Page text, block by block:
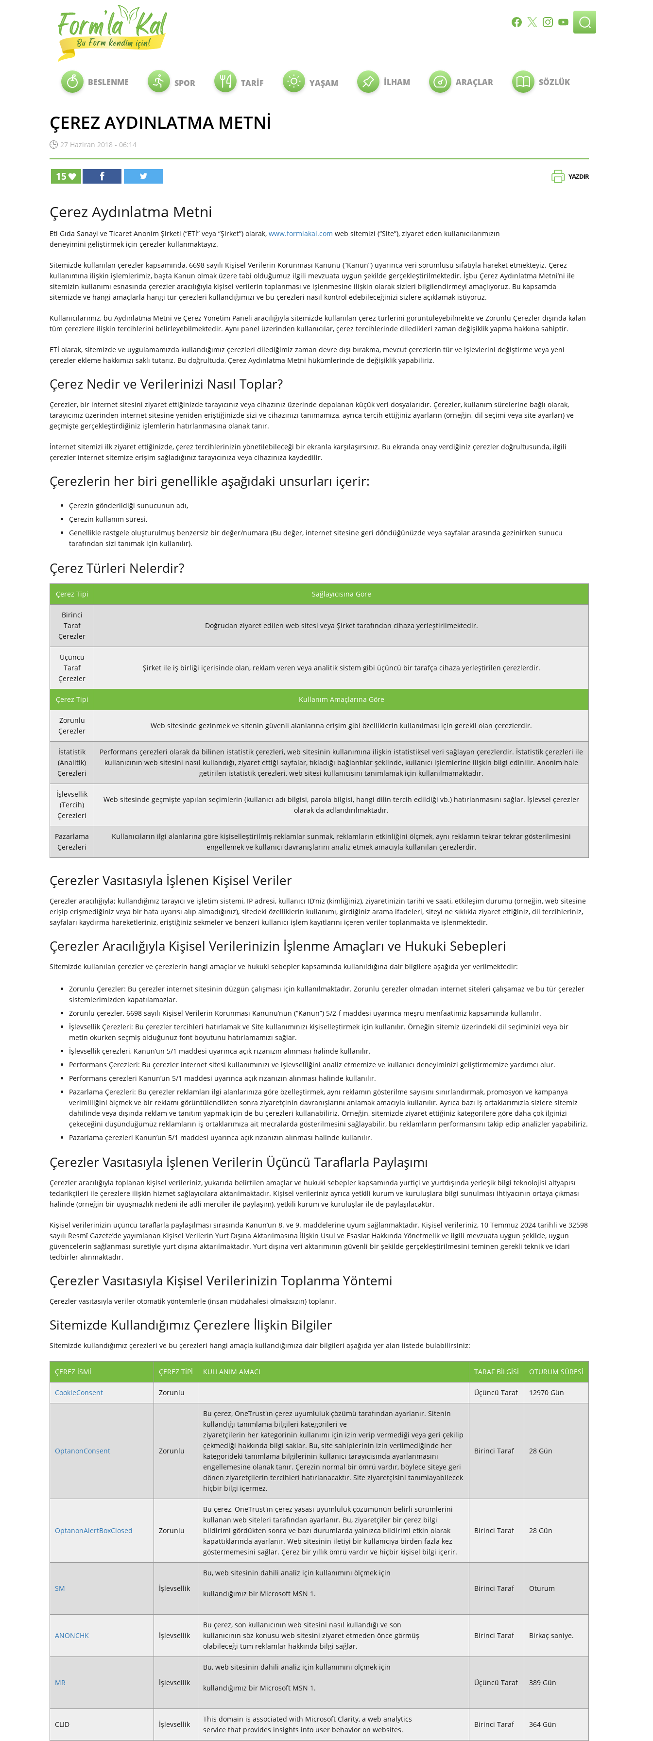
BESLENME SPOR TARİF YAŞAM İLHAM ARAÇLAR SÖZLÜK
ÇEREZ AYDINLATMA METNİ
27 Haziran 2018 - 06:14
15 YAZDIR
Çerez Aydınlatma Metni
Eti Gıda Sanayi ve Ticaret Anonim Şirketi (“ETİ” veya “Şirket”) olarak, www.formlakal.com web sitemizi (“Site”), ziyaret eden kullanıcılarımızın
deneyimini geliştirmek için çerezler kullanmaktayız.
Sitemizde kullanılan çerezler kapsamında, 6698 sayılı Kişisel Verilerin Korunması Kanunu (“Kanun”) uyarınca veri sorumlusu sıfatıyla hareket etmekteyiz. Çerez
kullanımına ilişkin işlemlerimiz, başta Kanun olmak üzere tabi olduğumuz ilgili mevzuata uygun şekilde gerçekleştirilmektedir. İşbu Çerez Aydınlatma Metni’ni ile
sitemizin kullanımı esnasında çerezler aracılığıyla kişisel verilerin toplanması ve işlenmesine ilişkin olarak sizleri bilgilendirmeyi amaçlıyoruz. Bu kapsamda
sitemizde ve hangi amaçlarla hangi tür çerezleri kullandığımızı ve bu çerezleri nasıl kontrol edebileceğinizi sizlere açıklamak istiyoruz.
Kullanıcılarımız, bu Aydınlatma Metni ve Çerez Yönetim Paneli aracılığıyla sitemizde kullanılan çerez türlerini görüntüleyebilmekte ve Zorunlu Çerezler dışında kalan
tüm çerezlere ilişkin tercihlerini belirleyebilmektedir. Aynı panel üzerinden kullanıcılar, çerez tercihlerinde diledikleri zaman değişiklik yapma hakkına sahiptir.
ETİ olarak, sitemizde ve uygulamamızda kullandığımız çerezleri dilediğimiz zaman devre dışı bırakma, mevcut çerezlerin tür ve işlevlerini değiştirme veya yeni
çerezler ekleme hakkımızı saklı tutarız. Bu doğrultuda, Çerez Aydınlatma Metni hükümlerinde de değişiklik yapabiliriz.
Çerez Nedir ve Verilerinizi Nasıl Toplar?
Çerezler, bir internet sitesini ziyaret ettiğinizde tarayıcınız veya cihazınız üzerinde depolanan küçük veri dosyalarıdır. Çerezler, kullanım sürelerine bağlı olarak,
tarayıcınız üzerinden internet sitesine yeniden eriştiğinizde sizi ve cihazınızı tanımamıza, ayrıca tercih ettiğiniz ayarların (örneğin, dil seçimi veya site ayarları) ve
geçmişte gerçekleştirdiğiniz işlemlerin hatırlanmasına olanak tanır.
İnternet sitemizi ilk ziyaret ettiğinizde, çerez tercihlerinizin yönetilebileceği bir ekranla karşılaşırsınız. Bu ekranda onay verdiğiniz çerezler doğrultusunda, ilgili
çerezler internet sitemize erişim sağladığınız tarayıcınıza veya cihazınıza kaydedilir.
Çerezlerin her biri genellikle aşağıdaki unsurları içerir:
Çerezin gönderildiği sunucunun adı,
Çerezin kullanım süresi,
Genellikle rastgele oluşturulmuş benzersiz bir değer/numara (Bu değer, internet sitesine geri döndüğünüzde veya sayfalar arasında gezinirken sunucu
tarafından sizi tanımak için kullanılır).
Çerez Türleri Nelerdir?
Çerez Tipi Sağlayıcısına Göre
Birinci
Taraf
Çerezler
Doğrudan ziyaret edilen web sitesi veya Şirket tarafından cihaza yerleştirilmektedir.
Üçüncü
Taraf
Çerezler
Şirket ile iş birliği içerisinde olan, reklam veren veya analitik sistem gibi üçüncü bir tarafça cihaza yerleştirilen çerezlerdir.
Çerez Tipi Kullanım Amaçlarına Göre
Zorunlu
Çerezler
Web sitesinde gezinmek ve sitenin güvenli alanlarına erişim gibi özelliklerin kullanılması için gerekli olan çerezlerdir.
İstatistik
(Analitik)
Çerezleri
Performans çerezleri olarak da bilinen istatistik çerezleri, web sitesinin kullanımına ilişkin istatistiksel veri sağlayan çerezlerdir. İstatistik çerezleri ile
kullanıcının web sitesini nasıl kullandığı, ziyaret ettiği sayfalar, tıkladığı bağlantılar şeklinde, kullanıcı işlemlerine ilişkin bilgi edinilir. Anonim hale
getirilen istatistik çerezleri, web sitesi kullanıcısını tanımlamak için kullanılmamaktadır.
İşlevsellik
(Tercih)
Çerezleri
Web sitesinde geçmişte yapılan seçimlerin (kullanıcı adı bilgisi, parola bilgisi, hangi dilin tercih edildiği vb.) hatırlanmasını sağlar. İşlevsel çerezler
olarak da adlandırılmaktadır.
Pazarlama
Çerezleri
Kullanıcıların ilgi alanlarına göre kişiselleştirilmiş reklamlar sunmak, reklamların etkinliğini ölçmek, aynı reklamın tekrar tekrar gösterilmesini
engellemek ve kullanıcı davranışlarını analiz etmek amacıyla kullanılan çerezlerdir.
Çerezler Vasıtasıyla İşlenen Kişisel Veriler
Çerezler aracılığıyla; kullandığınız tarayıcı ve işletim sistemi, IP adresi, kullanıcı ID’niz (kimliğiniz), ziyaretinizin tarihi ve saati, etkileşim durumu (örneğin, web sitesine
erişip erişmediğiniz veya bir hata uyarısı alıp almadığınız), sitedeki özelliklerin kullanımı, girdiğiniz arama ifadeleri, siteyi ne sıklıkla ziyaret ettiğiniz, dil tercihleriniz,
sayfaları kaydırma hareketleriniz, eriştiğiniz sekmeler ve benzeri kullanıcı işlem kayıtlarını içeren veriler toplanmakta ve işlenmektedir.
Çerezler Aracılığıyla Kişisel Verilerinizin İşlenme Amaçları ve Hukuki Sebepleri
Sitemizde kullanılan çerezler ve çerezlerin hangi amaçlar ve hukuki sebepler kapsamında kullanıldığına dair bilgilere aşağıda yer verilmektedir:
Zorunlu Çerezler: Bu çerezler internet sitesinin düzgün çalışması için kullanılmaktadır. Zorunlu çerezler olmadan internet siteleri çalışamaz ve bu tür çerezler
sistemlerimizden kapatılamazlar.
Zorunlu çerezler, 6698 sayılı Kişisel Verilerin Korunması Kanunu’nun (“Kanun”) 5/2-f maddesi uyarınca meşru menfaatimiz kapsamında kullanılır.
İşlevsellik Çerezleri: Bu çerezler tercihleri hatırlamak ve Site kullanımınızı kişiselleştirmek için kullanılır. Örneğin sitemiz üzerindeki dil seçiminizi veya bir
metin okurken seçmiş olduğunuz font boyutunu hatırlamamızı sağlar.
İşlevsellik çerezleri, Kanun’un 5/1 maddesi uyarınca açık rızanızın alınması halinde kullanılır.
Performans Çerezleri: Bu çerezler internet sitesi kullanımınızı ve işlevselliğini analiz etmemize ve kullanıcı deneyiminizi geliştirmemize yardımcı olur.
Performans çerezleri Kanun’un 5/1 maddesi uyarınca açık rızanızın alınması halinde kullanılır.
Pazarlama Çerezleri: Bu çerezler reklamları ilgi alanlarınıza göre özelleştirmek, aynı reklamın gösterilme sayısını sınırlandırmak, promosyon ve kampanya
verimliliğini ölçmek ve bir reklamı görüntülendikten sonra ziyaretçinin davranışlarını anlamak amacıyla kullanılır. Ayrıca bazı iş ortaklarımızla sizlere sitemiz
dahilinde veya dışında reklam ve tanıtım yapmak için de bu çerezleri kullanabiliriz. Örneğin, sitemizde ziyaret ettiğiniz kategorilere göre daha çok ilginizi
çekeceğini düşündüğümüz reklamların iş ortaklarımıza ait mecralarda gösterilmesini sağlayabilir, bu reklamların performansını takip edip analizler yapabiliriz.
Pazarlama çerezleri Kanun’un 5/1 maddesi uyarınca açık rızanızın alınması halinde kullanılır.
Çerezler Vasıtasıyla İşlenen Verilerin Üçüncü Taraflarla Paylaşımı
Çerezler aracılığıyla toplanan kişisel verileriniz, yukarıda belirtilen amaçlar ve hukuki sebepler kapsamında yurtiçi ve yurtdışında yerleşik bilgi teknolojisi altyapısı
tedarikçileri ile çerezlere ilişkin hizmet sağlayıcılara aktarılmaktadır. Kişisel verileriniz ayrıca yetkili kurum ve kuruluşlara bilgi sunulması ihtiyacının ortaya çıkması
halinde (örneğin bir uyuşmazlık nedeni ile adli merciler ile paylaşım), yetkili kurum ve kuruluşlar ile de paylaşılacaktır.
Kişisel verilerinizin üçüncü taraflarla paylaşılması sırasında Kanun’un 8. ve 9. maddelerine uyum sağlanmaktadır. Kişisel verileriniz, 10 Temmuz 2024 tarihli ve 32598
sayılı Resmî Gazete’de yayımlanan Kişisel Verilerin Yurt Dışına Aktarılmasına İlişkin Usul ve Esaslar Hakkında Yönetmelik ve ilgili mevzuata uygun şekilde, uygun
güvencelerin sağlanması suretiyle yurt dışına aktarılmaktadır. Yurt dışına veri aktarımının güvenli bir şekilde gerçekleştirilmesini teminen gerekli teknik ve idari
tedbirler alınmaktadır.
Çerezler Vasıtasıyla Kişisel Verilerinizin Toplanma Yöntemi
Çerezler vasıtasıyla veriler otomatik yöntemlerle (insan müdahalesi olmaksızın) toplanır.
Sitemizde Kullandığımız Çerezlere İlişkin Bilgiler
Sitemizde kullandığımız çerezleri ve bu çerezleri hangi amaçla kullandığımıza dair bilgileri aşağıda yer alan listede bulabilirsiniz:
ÇEREZ İSMI ÇEREZ TIPI KULLANIM AMACI TARAF BILGISI OTURUM SÜRESI
CookieConsent Zorunlu Üçüncü Taraf 12970 Gün
OptanonConsent Zorunlu
Bu çerez, OneTrust'ın çerez uyumluluk çözümü tarafından ayarlanır. Sitenin
kullandığı tanımlama bilgileri kategorileri ve
ziyaretçilerin her kategorinin kullanımı için izin verip vermediği veya geri çekilip
çekmediği hakkında bilgi saklar. Bu, site sahiplerinin izin verilmediğinde her
kategorideki tanımlama bilgilerinin kullanıcı tarayıcısında ayarlanmasını
engellemesine olanak tanır. Çerezin normal bir ömrü vardır, böylece siteye geri
dönen ziyaretçilerin tercihleri hatırlanacaktır. Site ziyaretçisini tanımlayabilecek
hiçbir bilgi içermez.
Birinci Taraf 28 Gün
OptanonAlertBoxClosed Zorunlu
Bu çerez, OneTrust'ın çerez yasası uyumluluk çözümünün belirli sürümlerini
kullanan web siteleri tarafından ayarlanır. Bu, ziyaretçiler bir çerez bilgi
bildirimi gördükten sonra ve bazı durumlarda yalnızca bildirimi etkin olarak
kapattıklarında ayarlanır. Web sitesinin iletiyi bir kullanıcıya birden fazla kez
göstermemesini sağlar. Çerez bir yıllık ömrü vardır ve hiçbir kişisel bilgi içerir.
Birinci Taraf 28 Gün
SM İşlevsellik
Bu, web sitesinin dahili analiz için kullanımını ölçmek için
kullandığımız bir Microsoft MSN 1.
Birinci Taraf Oturum
ANONCHK İşlevsellik
Bu çerez, son kullanıcının web sitesini nasıl kullandığı ve son
kullanıcının söz konusu web sitesini ziyaret etmeden önce görmüş
olabileceği tüm reklamlar hakkında bilgi sağlar.
Birinci Taraf Birkaç saniye.
MR İşlevsellik
Bu, web sitesinin dahili analiz için kullanımını ölçmek için
kullandığımız bir Microsoft MSN 1.
Üçüncü Taraf 389 Gün
CLID İşlevsellik
This domain is associated with Microsoft Clarity, a web analytics
service that provides insights into user behavior on websites.
Birinci Taraf 364 Gün